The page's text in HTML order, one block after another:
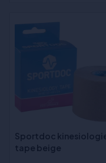
Sportdoc
tape beige